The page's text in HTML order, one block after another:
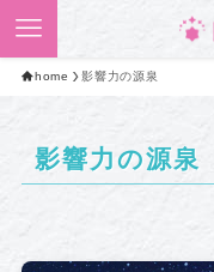
home 影響力の源泉
影響力の源泉